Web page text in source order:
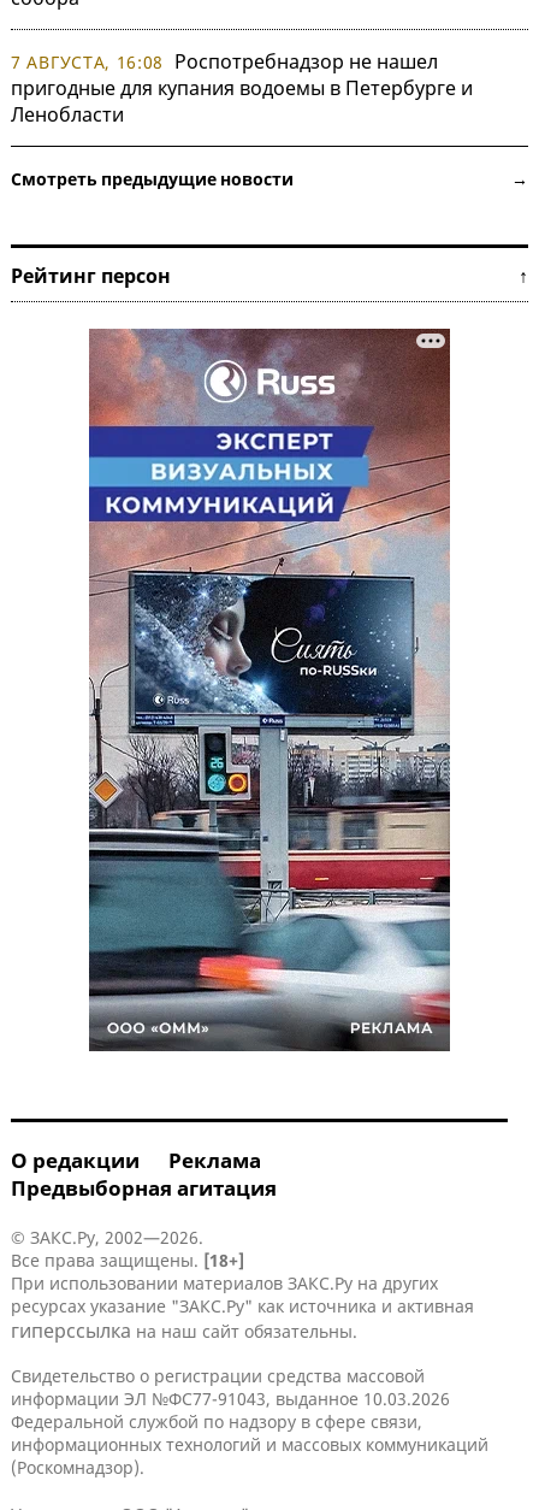
7 АВГУСТА, 16:08
Роспотребнадзор не нашел
пригодные для купания водоемы в Петербурге и
Ленобласти
Смотреть предыдущие новости →
Рейтинг персон ↑
О редакции
Реклама
Предвыборная агитация
© ЗАКС.Ру, 2002—2026.
Все права защищены. [18+]
При использовании материалов ЗАКС.Ру на других
ресурсах указание "ЗАКС.Ру" как источника и активная
гиперссылка на наш сайт обязательны.
Свидетельство о регистрации средства массовой
информации ЭЛ №ФС77-91043, выданное 10.03.2026
Федеральной службой по надзору в сфере связи,
информационных технологий и массовых коммуникаций
(Роскомнадзор).